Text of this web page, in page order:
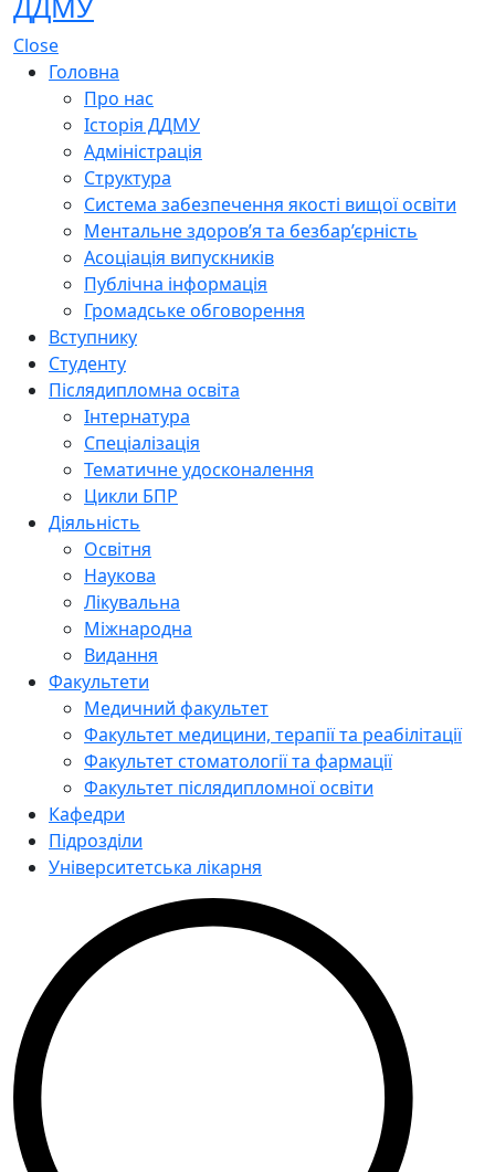
Close
Головна
Про нас
Історія ДДМУ
Адміністрація
Структура
Система забезпечення якості вищої освіти
Ментальне здоров’я та безбар’єрність
Асоціація випускників
Публічна інформація
Громадське обговорення
Вступнику
Студенту
Післядипломна освіта
Інтернатура
Спеціалізація
Тематичне удосконалення
Цикли БПР
Діяльність
Освітня
Наукова
Лікувальна
Міжнародна
Видання
Факультети
Медичний факультет
Факультет медицини, терапії та реабілітації
Факультет стоматології та фармації
Факультет післядипломної освіти
Кафедри
Підрозділи
Університетська лікарня